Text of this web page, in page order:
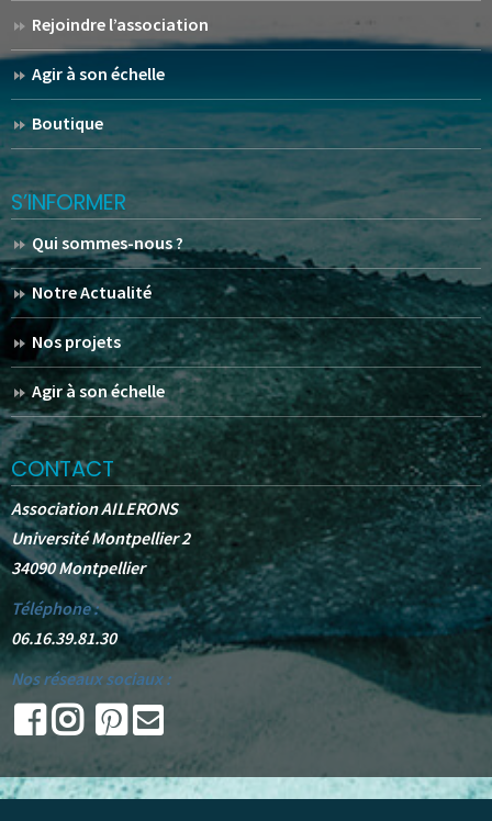
Rejoindre l’association
Agir à son échelle
Boutique
S’INFORMER
Qui sommes-nous ?
Notre Actualité
Nos projets
Agir à son échelle
CONTACT
Association AILERONS
Université Montpellier 2
34090 Montpellier
Téléphone :
06.16.39.81.30
Nos réseaux sociaux :